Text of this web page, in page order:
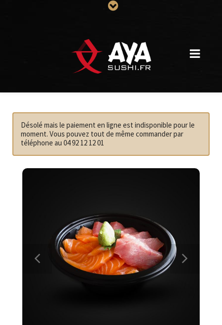
Désolé mais le paiement en ligne est indisponible pour le
moment. Vous pouvez tout de même commander par
téléphone au 04 92 12 12 01